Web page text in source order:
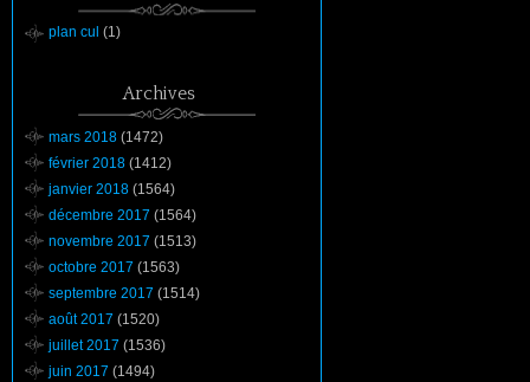
plan cul (1)
Archives
mars 2018 (1472)
février 2018 (1412)
janvier 2018 (1564)
décembre 2017 (1564)
novembre 2017 (1513)
octobre 2017 (1563)
septembre 2017 (1514)
août 2017 (1520)
juillet 2017 (1536)
juin 2017 (1494)